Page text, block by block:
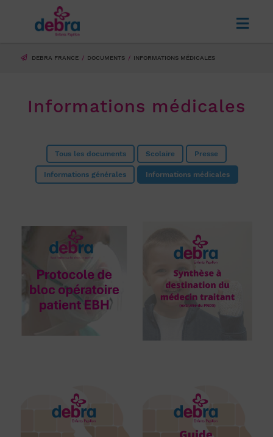
DEBRA FRANCE DOCUMENTS INFORMATIONS MÉDICALES
Informations médicales
Tous les documents Scolaire Presse
Informations générales Informations médicales